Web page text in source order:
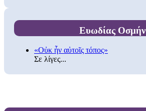
Ευωδίας Οσμήν
«Οὐκ ἦν αὐτοῖς τόπος»
Σε λίγες...